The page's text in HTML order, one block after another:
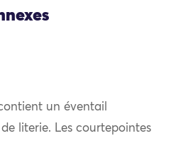
un éventail
literie. Les courtepointes